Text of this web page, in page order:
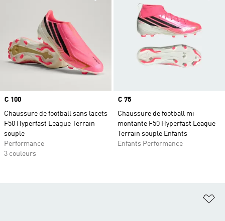
Prix
€ 100
Chaussure de football sans lacets
F50 Hyperfast League Terrain
souple
Performance
3 couleurs
Prix
€ 75
Chaussure de football mi-
montante F50 Hyperfast League
Terrain souple Enfants
Enfants Performance